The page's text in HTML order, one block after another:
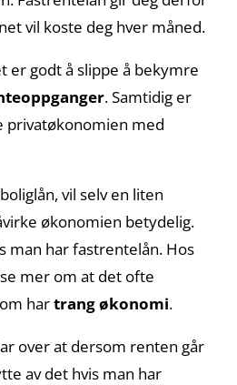
vil koste deg hver måned.
er godt å slippe å bekymre
. Samtidig er
privatøkonomien med
vil selv en liten
økonomien betydelig.
man har fastrentelån. Hos
mer om at det ofte
hartrang økonomi.
over at dersom renten går
av det hvis man har